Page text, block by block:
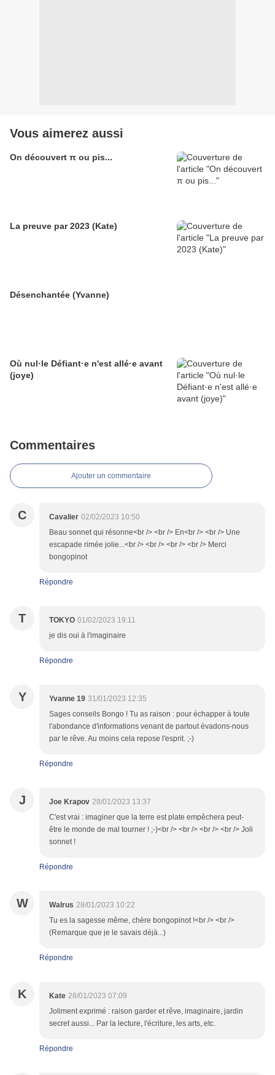
Vous aimerez aussi
On découvert π ou pis...
La preuve par 2023 (Kate)
Désenchantée (Yvanne)
Où nul·le Défiant·e n'est allé·e avant
(joye)
Commentaires
Ajouter un commentaire
C Cavalier 02/02/2023 10:50
Beau sonnet qui résonne<br /> <br /> En<br /> <br /> Une
escapade rimée jolie...<br /> <br /> <br /> <br /> Merci
bongopinot
Répondre
T TOKYO 01/02/2023 19:11
je dis oui à l'imaginaire
Répondre
Y Yvanne 19 31/01/2023 12:35
Sages conseils Bongo ! Tu as raison : pour échapper à toute
l'abondance d'informations venant de partout évadons-nous
par le rêve. Au moins cela repose l'esprit. ;-)
Répondre
J Joe Krapov 28/01/2023 13:37
C'est vrai : imaginer que la terre est plate empêchera peut-
être le monde de mal tourner ! ;-)<br /> <br /> <br /> <br /> Joli
sonnet !
Répondre
W Walrus 28/01/2023 10:22
Tu es la sagesse même, chère bongopinot !<br /> <br />
(Remarque que je le savais déjà...)
Répondre
K Kate 28/01/2023 07:09
Joliment exprimé : raison garder et rêve, imaginaire, jardin
secret aussi... Par la lecture, l'écriture, les arts, etc.
Répondre